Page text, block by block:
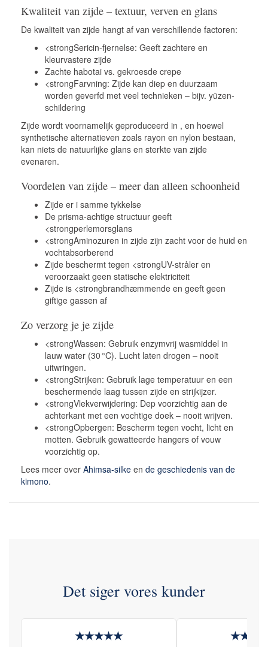
Kwaliteit van zijde – textuur, verven en glans
De kwaliteit van zijde hangt af van verschillende factoren:
<strongSericin-fjernelse: Geeft zachtere en
kleurvastere zijde
Zachte habotai vs. gekroesde crepe
<strongFarvning: Zijde kan diep en duurzaam
worden geverfd met veel technieken – bijv. yūzen-
schildering
Zijde wordt voornamelijk geproduceerd in , en hoewel
synthetische alternatieven zoals rayon en nylon bestaan,
kan niets de natuurlijke glans en sterkte van zijde
evenaren.
Voordelen van zijde – meer dan alleen schoonheid
Zijde er i samme tykkelse
De prisma-achtige structuur geeft
<strongperlemorsglans
<strongAminozuren in zijde zijn zacht voor de huid en
vochtabsorberend
Zijde beschermt tegen <strongUV-stråler en
veroorzaakt geen statische elektriciteit
Zijde is <strongbrandhæmmende en geeft geen
giftige gassen af
Zo verzorg je je zijde
<strongWassen: Gebruik enzymvrij wasmiddel in
lauw water (30 °C). Lucht laten drogen – nooit
uitwringen.
<strongStrijken: Gebruik lage temperatuur en een
beschermende laag tussen zijde en strijkijzer.
<strongVlekverwijdering: Dep voorzichtig aan de
achterkant met een vochtige doek – nooit wrijven.
<strongOpbergen: Bescherm tegen vocht, licht en
motten. Gebruik gewatteerde hangers of vouw
voorzichtig op.
Lees meer over Ahimsa-silke en de geschiedenis van de
kimono.
Det siger vores kunder
★★★★★